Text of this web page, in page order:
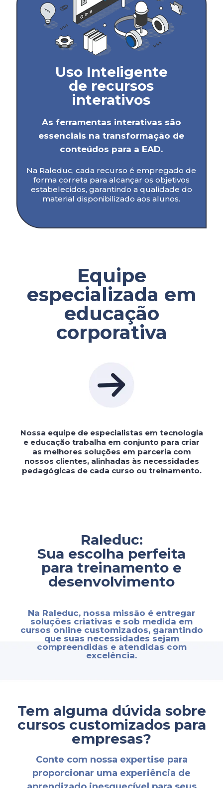
Uso Inteligente
de recursos
interativos
As ferramentas interativas são
essenciais na transformação de
conteúdos para a EAD.
Na Raleduc, cada recurso é empregado de
forma correta para alcançar os objetivos
estabelecidos, garantindo a qualidade do
material disponibilizado aos alunos.
Equipe
especializada em
educação
corporativa
Nossa equipe de especialistas em tecnologia
e educação trabalha em conjunto para criar
as melhores soluções em parceria com
nossos clientes, alinhadas às necessidades
pedagógicas de cada curso ou treinamento.
Raleduc:
Sua escolha perfeita
para treinamento e
desenvolvimento
Na Raleduc, nossa missão é entregar
soluções criativas e sob medida em
cursos online customizados, garantindo
que suas necessidades sejam
compreendidas e atendidas com
excelência.
Tem alguma dúvida sobre
cursos customizados para
empresas?
Conte com nossa expertise para
proporcionar uma experiência de